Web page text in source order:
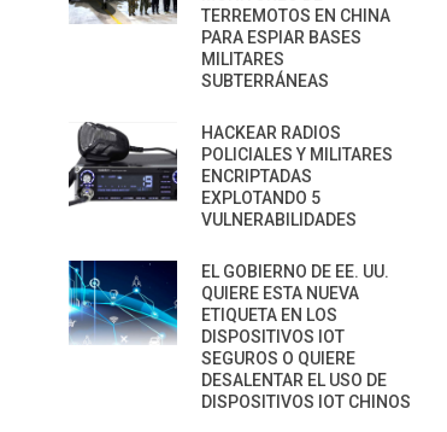
TERREMOTOS EN CHINA
PARA ESPIAR BASES
MILITARES
SUBTERRÁNEAS
HACKEAR RADIOS
POLICIALES Y MILITARES
ENCRIPTADAS
EXPLOTANDO 5
VULNERABILIDADES
EL GOBIERNO DE EE. UU.
QUIERE ESTA NUEVA
ETIQUETA EN LOS
DISPOSITIVOS IOT
SEGUROS O QUIERE
DESALENTAR EL USO DE
DISPOSITIVOS IOT CHINOS